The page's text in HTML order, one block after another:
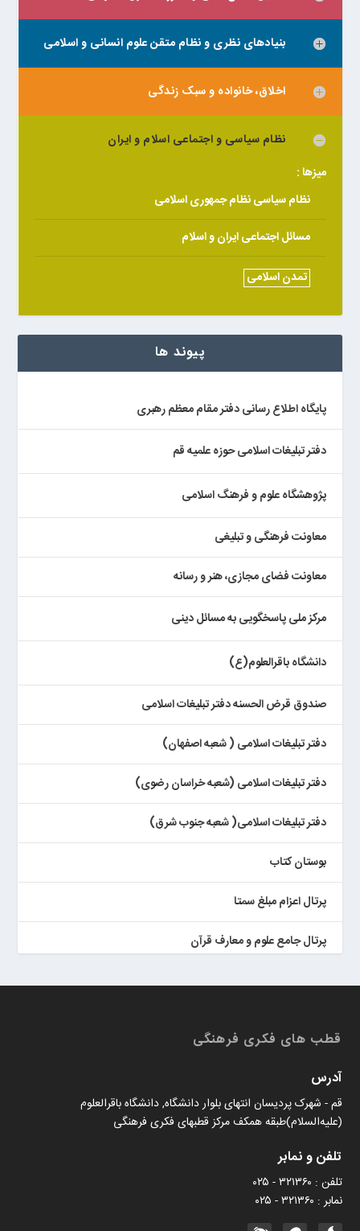
بنیادهای نظری و نظام متقن علوم انسانی و اسلامی
اخلاق، خانواده و سبک زندگی
نظام سیاسی و اجتماعی اسلام و ایران
میزها :
نظام سیاسی نظام جمهوری اسلامی
مسائل اجتماعی ایران و اسلام
تمدن اسلامی
پیوند ها
پایگاه اطلاع رسانی دفتر مقام معظم رهبری
دفتر تبلیغات اسلامی حوزه علمیه قم
پژوهشگاه علوم و فرهنگ اسلامی
معاونت فرهنگی و تبلیغی
معاونت فضای مجازی، هنر و رسانه
مرکز ملی پاسخگویی به مسائل دینی
دانشگاه باقرالعلوم(ع)
صندوق قرض الحسنه دفتر تبلیغات اسلامی
دفتر تبلیغات اسلامی ( شعبه اصفهان)
دفتر تبلیغات اسلامی (شعبه خراسان رضوی)
دفتر تبلیغات اسلامی( شعبه جنوب شرق)
بوستان کتاب
پرتال اعزام مبلغ سمتا
پرتال جامع علوم و معارف قرآن
کتابخان همراه پژوهان
قطب های فکری فرهنگی
آدرس
قم - شهرک پردیسان انتهای بلوار دانشگاه, دانشگاه باقرالعلوم
(علیه‌السلام)طبقه همکف مرکز قطبهای فکری فرهنگی
تلفن و نمابر
تلفن : ۳۲۱۳۶۰ - ۰۲۵
نمابر : ۳۲۱۳۶۰ - ۰۲۵